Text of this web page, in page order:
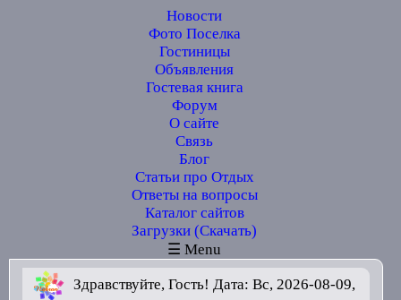
Новости
Фото Поселка
Гостиницы
Объявления
Гостевая книга
Форум
О сайте
Связь
Блог
Статьи про Отдых
Ответы на вопросы
Каталог сайтов
Загрузки (Скачать)
☰ Menu
Здравствуйте, Гость! Дата: Вс, 2026-08-09,